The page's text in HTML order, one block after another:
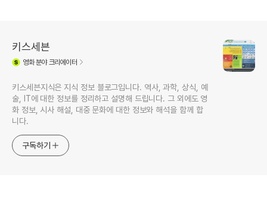
키스세븐
영화분야 크리에이터
키스세븐지식은 지식 정보 블로그입니다. 역사, 과학, 상식, 예
술, IT에 대한 정보를 정리하고 설명해 드립니다. 그 외에도 영
화 정보, 시사 해설, 대중 문화에 대한 정보와 해석을 함께 합
니다.
구독하기